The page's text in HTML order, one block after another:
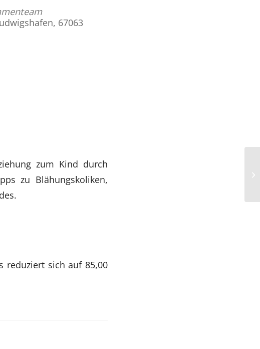
67063
zum Kind durch
zu Blähungskoliken,
reduziert sich auf 85,00